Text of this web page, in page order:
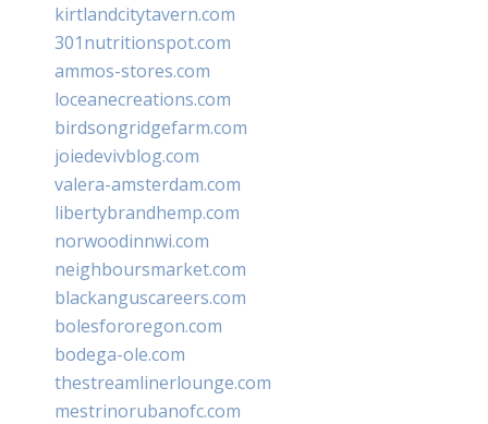
kirtlandcitytavern.com
301nutritionspot.com
ammos-stores.com
loceanecreations.com
birdsongridgefarm.com
joiedevivblog.com
valera-amsterdam.com
libertybrandhemp.com
norwoodinnwi.com
neighboursmarket.com
blackanguscareers.com
bolesfororegon.com
bodega-ole.com
thestreamlinerlounge.com
mestrinorubanofc.com